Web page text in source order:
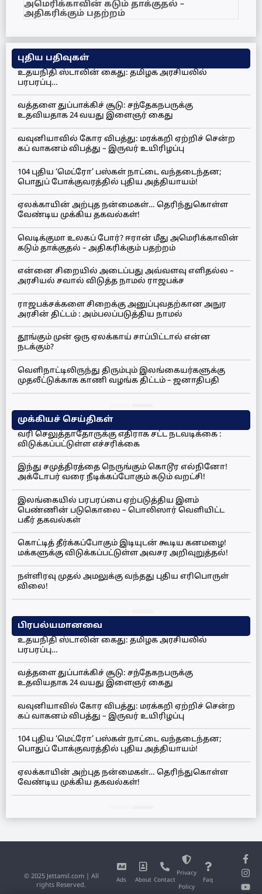
அமெரிக்காவின் கடும் தாக்குதல் –
அதிகரிக்கும் பதற்றம்
புதிய பதிவுகள்
உதயநிதி ஸ்டாலின் கைது: தமிழக அரசியலில்
பரபரப்பு…
வத்தளை துப்பாக்கிச் சூடு: சந்தேகநபருக்கு
உதவியதாக 24 வயது இளைஞர் கைது
வவுனியாவில் கோர விபத்து: மரக்கறி ஏற்றிச் சென்ற
கப் வாகனம் விபத்து – இருவர் உயிரிழப்பு
104 புதிய ‘மெட்ரோ’ பஸ்கள் நாட்டை வந்தடைந்தன;
பொதுப் போக்குவரத்தில் புதிய அத்தியாயம்!
ஏலக்காயின் அற்புத நன்மைகள்… தெரிந்துகொள்ள
வேண்டிய முக்கிய தகவல்கள்!
வெடிக்குமா உலகப் போர்? ஈரான் மீது அமெரிக்காவின்
கடும் தாக்குதல் – அதிகரிக்கும் பதற்றம்
என்னை சிறையில் அடைப்பது அவ்வளவு எளிதல்ல –
அரசியல் சவால் விடுத்த நாமல் ராஜபக்ச
ராஜபக்சக்களை சிறைக்கு அனுப்புவதற்கான அநுர
அரசின் திட்டம் : அம்பலப்படுத்திய நாமல்
தூங்கும் முன் ஒரு ஏலக்காய் சாப்பிட்டால் என்ன
நடக்கும்?
வெளிநாட்டிலிருந்து திரும்பும் இலங்கையர்களுக்கு
முதலீட்டுக்காக காணி வழங்க திட்டம் – ஜனாதிபதி
முக்கியச் செய்திகள்
வரி செலுத்தாதோருக்கு எதிராக சட்ட நடவடிக்கை :
விடுக்கப்பட்டுள்ள எச்சரிக்கை
இந்து சமுத்திரத்தை நெருங்கும் கொடூர எல்நினோ!
அக்டோபர் வரை நீடிக்கப்போகும் கடும் வறட்சி!
இலங்கையில் பரபரப்பை ஏற்படுத்திய இளம்
பெண்ணின் படுகொலை – பொலிஸார் வெளியிட்ட
பகீர் தகவல்கள்
கொட்டித் தீர்க்கப்போகும் இடியுடன் கூடிய கனமழை!
மக்களுக்கு விடுக்கப்பட்டுள்ள அவசர அறிவுறுத்தல்!
நள்ளிரவு முதல் அமலுக்கு வந்தது புதிய எரிபொருள்
விலை!
பிரபல்யமானவை
உதயநிதி ஸ்டாலின் கைது: தமிழக அரசியலில்
பரபரப்பு…
வத்தளை துப்பாக்கிச் சூடு: சந்தேகநபருக்கு
உதவியதாக 24 வயது இளைஞர் கைது
வவுனியாவில் கோர விபத்து: மரக்கறி ஏற்றிச் சென்ற
கப் வாகனம் விபத்து – இருவர் உயிரிழப்பு
104 புதிய ‘மெட்ரோ’ பஸ்கள் நாட்டை வந்தடைந்தன;
பொதுப் போக்குவரத்தில் புதிய அத்தியாயம்!
ஏலக்காயின் அற்புத நன்மைகள்… தெரிந்துகொள்ள
வேண்டிய முக்கிய தகவல்கள்!
Ads About Contact
Privacy
Policy
Faq
© 2025 Jettamil.com | All
rights Reserved.